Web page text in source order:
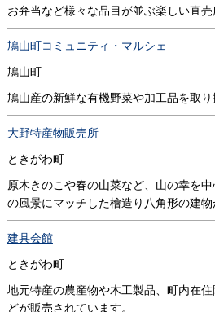
お弁当など様々な品目が並ぶ楽しい直売
鳩山町コミュニティ・マルシェ
鳩山町
鳩山産の新鮮な有機野菜や加工品を取り
大野特産物販売所
ときがわ町
原木きのこや春の山菜など、山の幸を
の風景にマッチした檜造り八角形の建物
建具会館
ときがわ町
地元特産の農産物や木工製品、町内在
どが販売されています。